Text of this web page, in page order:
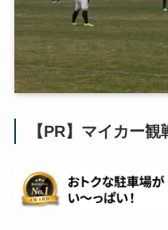
【PR】マイカー